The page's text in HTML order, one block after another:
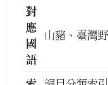
對
應
國
語
山豬、臺灣